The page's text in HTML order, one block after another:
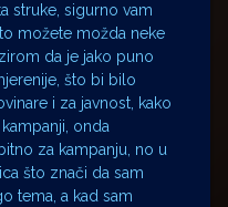
struke, sigurno vam
možete možda neke
da je jako puno
što bi bilo
i za javnost, kako
onda
za kampanju, no u
što znači da sam
tema, a kad sam